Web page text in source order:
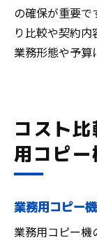
の確保が重要で
り比較や契約
業務形態や予算
コスト
用コピ
業務用コピー
業務用コピー機